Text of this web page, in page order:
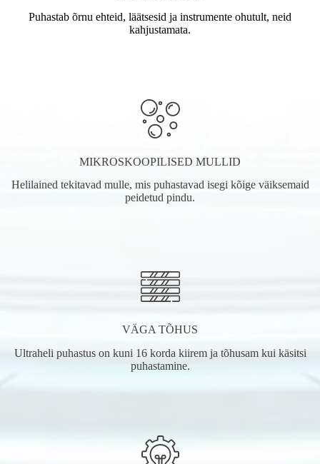
Puhastab õrnu ehteid, läätsesid ja instrumente ohutult, neid
kahjustamata.
MIKROSKOOPILISED MULLID
Helilained tekitavad mulle, mis puhastavad isegi kõige väiksemaid
peidetud pindu.
VÄGA TÕHUS
Ultraheli puhastus on kuni 16 korda kiirem ja tõhusam kui käsitsi
puhastamine.